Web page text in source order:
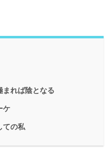
まれば陰となる
ケ
ての私